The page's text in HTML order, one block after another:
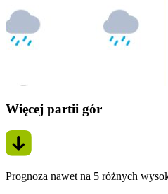
Więcej partii gór
Prognoza nawet na 5 różnych